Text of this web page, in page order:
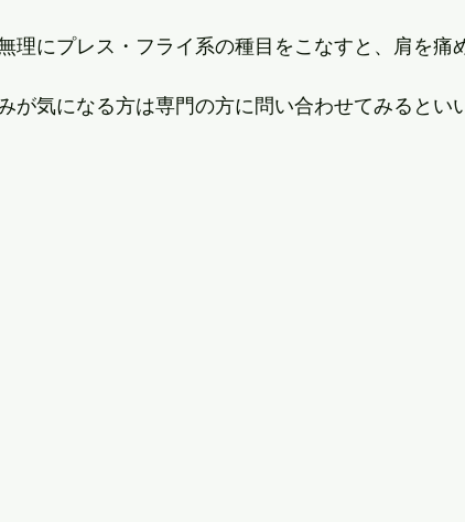
理にプレス・フライ系の種目をこなすと、肩を痛
が気になる方は専門の方に問い合わせてみるとい